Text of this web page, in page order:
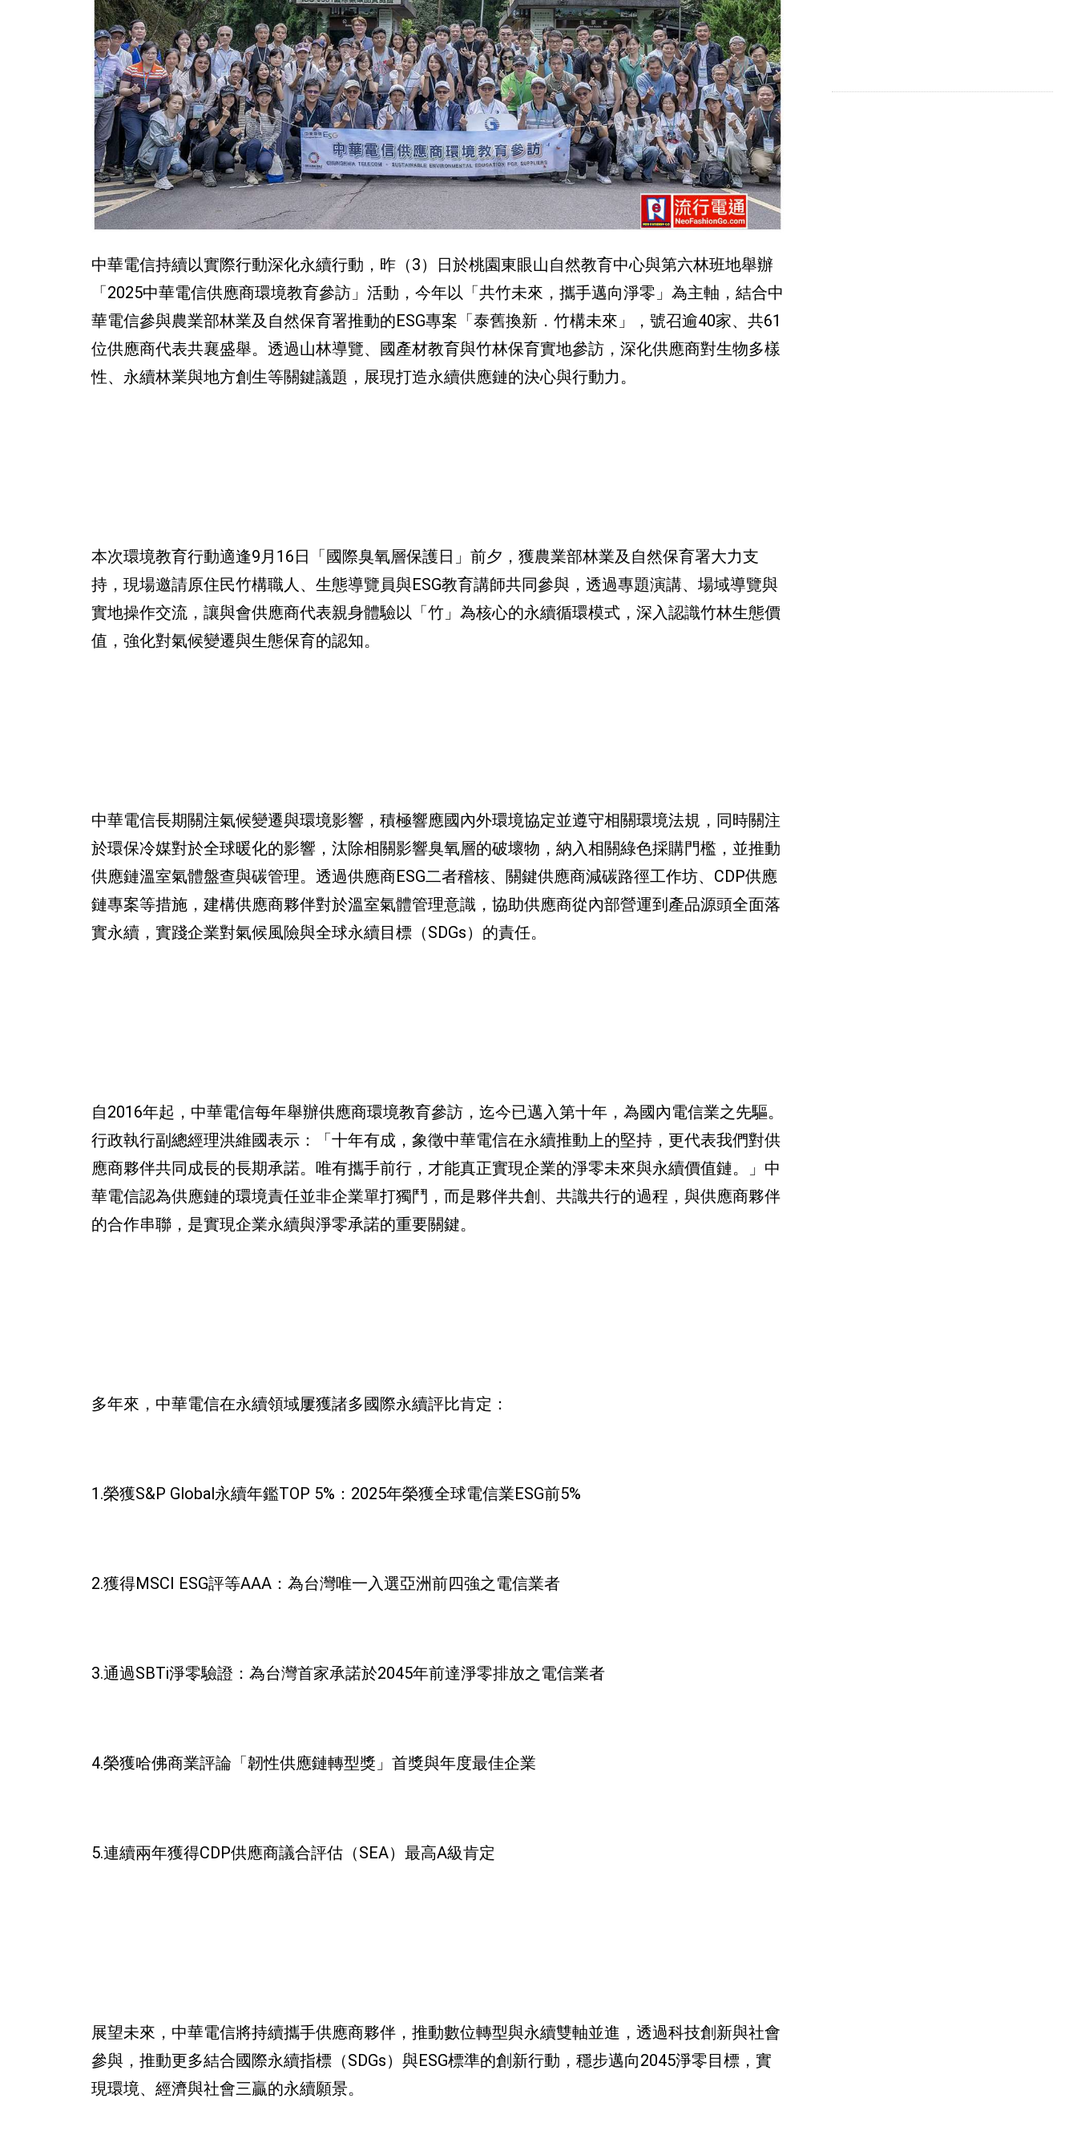
中華電信持續以實際行動深化永續行動，昨（3）日於桃園東眼山自然教育中心與第六林班地舉辦
「2025中華電信供應商環境教育參訪」活動，今年以「共竹未來，攜手邁向淨零」為主軸，結合中
華電信參與農業部林業及自然保育署推動的ESG專案「泰舊換新．竹構未來」，號召逾40家、共61
位供應商代表共襄盛舉。透過山林導覽、國產材教育與竹林保育實地參訪，深化供應商對生物多樣
性、永續林業與地方創生等關鍵議題，展現打造永續供應鏈的決心與行動力。
本次環境教育行動適逢9月16日「國際臭氧層保護日」前夕，獲農業部林業及自然保育署大力支
持，現場邀請原住民竹構職人、生態導覽員與ESG教育講師共同參與，透過專題演講、場域導覽與
實地操作交流，讓與會供應商代表親身體驗以「竹」為核心的永續循環模式，深入認識竹林生態價
值，強化對氣候變遷與生態保育的認知。
中華電信長期關注氣候變遷與環境影響，積極響應國內外環境協定並遵守相關環境法規，同時關注
於環保冷媒對於全球暖化的影響，汰除相關影響臭氧層的破壞物，納入相關綠色採購門檻，並推動
供應鏈溫室氣體盤查與碳管理。透過供應商ESG二者稽核、關鍵供應商減碳路徑工作坊、CDP供應
鏈專案等措施，建構供應商夥伴對於溫室氣體管理意識，協助供應商從內部營運到產品源頭全面落
實永續，實踐企業對氣候風險與全球永續目標（SDGs）的責任。
自2016年起，中華電信每年舉辦供應商環境教育參訪，迄今已邁入第十年，為國內電信業之先驅。
行政執行副總經理洪維國表示：「十年有成，象徵中華電信在永續推動上的堅持，更代表我們對供
應商夥伴共同成長的長期承諾。唯有攜手前行，才能真正實現企業的淨零未來與永續價值鏈。」中
華電信認為供應鏈的環境責任並非企業單打獨鬥，而是夥伴共創、共識共行的過程，與供應商夥伴
的合作串聯，是實現企業永續與淨零承諾的重要關鍵。
多年來，中華電信在永續領域屢獲諸多國際永續評比肯定：
1.榮獲S&P Global永續年鑑TOP 5%：2025年榮獲全球電信業ESG前5%
2.獲得MSCI ESG評等AAA：為台灣唯一入選亞洲前四強之電信業者
3.通過SBTi淨零驗證：為台灣首家承諾於2045年前達淨零排放之電信業者
4.榮獲哈佛商業評論「韌性供應鏈轉型獎」首獎與年度最佳企業
5.連續兩年獲得CDP供應商議合評估（SEA）最高A級肯定
展望未來，中華電信將持續攜手供應商夥伴，推動數位轉型與永續雙軸並進，透過科技創新與社會
參與，推動更多結合國際永續指標（SDGs）與ESG標準的創新行動，穩步邁向2045淨零目標，實
現環境、經濟與社會三贏的永續願景。